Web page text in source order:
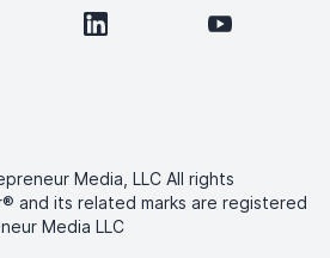
Media, LLC All rights
and its related marks are registered
Media LLC